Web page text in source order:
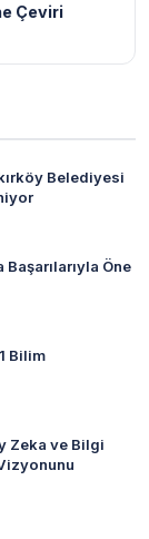
Çeviri
Belediyesi
Öne
Bilim
Zeka ve Bilgi